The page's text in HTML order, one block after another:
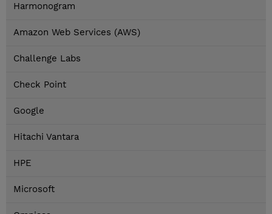
Harmonogram
Amazon Web Services (AWS)
Challenge Labs
Check Point
Google
Hitachi Vantara
HPE
Microsoft